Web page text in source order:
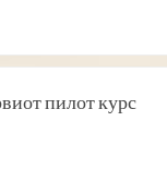
пилот курс